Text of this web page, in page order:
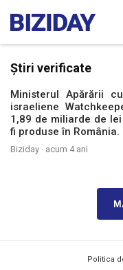
Știri verificate
Ministerul Apărării
israeliene
1,89 de miliarde de
fi produse în România.
Biziday · acum 4 ani
Politica